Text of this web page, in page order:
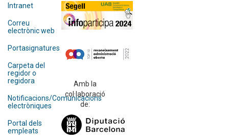
Intranet
Correu
electrònic web
Portasignatures
Carpeta del
regidor o
regidora
Notificacions/Comunicacions
electròniques
Portal dels
empleats
Amb la
col·laboració
de: